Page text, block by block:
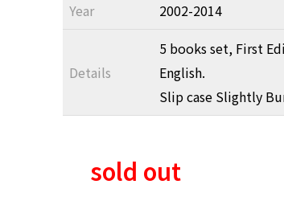
Year
2002-2014
Details
5 books set, First
English.
Slip case Slightly
sold out